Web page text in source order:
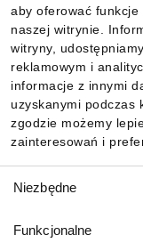
aby oferować funkcje
naszej witrynie.
witryny,
reklamowym i
informacje z innymi
uzyskanymi podczas
zgodzie możemy
zainteresowań i
zgody
Niezbędne
Funkcjonalne
Informacje